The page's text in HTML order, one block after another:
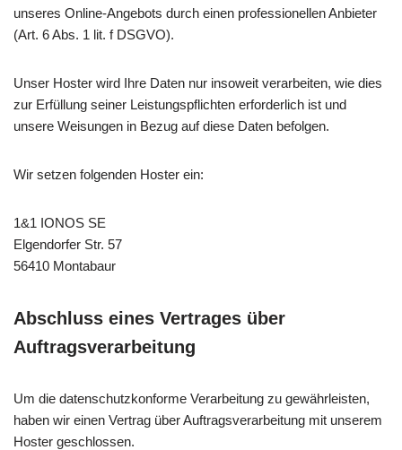
unseres Online-Angebots durch einen professionellen Anbieter
(Art. 6 Abs. 1 lit. f DSGVO).
Unser Hoster wird Ihre Daten nur insoweit verarbeiten, wie dies
zur Erfüllung seiner Leistungspflichten erforderlich ist und
unsere Weisungen in Bezug auf diese Daten befolgen.
Wir setzen folgenden Hoster ein:
1&1 IONOS SE
Elgendorfer Str. 57
56410 Montabaur
Abschluss eines Vertrages über
Auftragsverarbeitung
Um die datenschutzkonforme Verarbeitung zu gewährleisten,
haben wir einen Vertrag über Auftragsverarbeitung mit unserem
Hoster geschlossen.